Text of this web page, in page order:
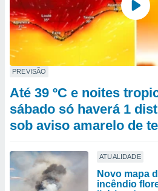
PREVISÃO
Até 39 ºC e noites
sábado só haverá 1
sob aviso amarelo de
ATUALIDADE
Novo mapa
incêndio